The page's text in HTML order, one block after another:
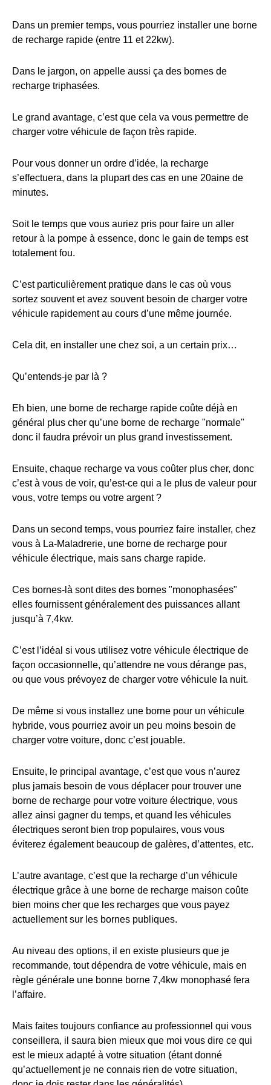
Dans un premier temps, vous pourriez installer une borne
de recharge rapide (entre 11 et 22kw).
Dans le jargon, on appelle aussi ça des bornes de
recharge triphasées.
Le grand avantage, c’est que cela va vous permettre de
charger votre véhicule de façon très rapide.
Pour vous donner un ordre d’idée, la recharge
s’effectuera, dans la plupart des cas en une 20aine de
minutes.
Soit le temps que vous auriez pris pour faire un aller
retour à la pompe à essence, donc le gain de temps est
totalement fou.
C’est particulièrement pratique dans le cas où vous
sortez souvent et avez souvent besoin de charger votre
véhicule rapidement au cours d’une même journée.
Cela dit, en installer une chez soi, a un certain prix…
Qu’entends-je par là ?
Eh bien, une borne de recharge rapide coûte déjà en
général plus cher qu’une borne de recharge "normale"
donc il faudra prévoir un plus grand investissement.
Ensuite, chaque recharge va vous coûter plus cher, donc
c’est à vous de voir, qu’est-ce qui a le plus de valeur pour
vous, votre temps ou votre argent ?
Dans un second temps, vous pourriez faire installer, chez
vous à La-Maladrerie, une borne de recharge pour
véhicule électrique, mais sans charge rapide.
Ces bornes-là sont dites des bornes "monophasées"
elles fournissent généralement des puissances allant
jusqu’à 7,4kw.
C’est l’idéal si vous utilisez votre véhicule électrique de
façon occasionnelle, qu’attendre ne vous dérange pas,
ou que vous prévoyez de charger votre véhicule la nuit.
De même si vous installez une borne pour un véhicule
hybride, vous pourriez avoir un peu moins besoin de
charger votre voiture, donc c’est jouable.
Ensuite, le principal avantage, c’est que vous n’aurez
plus jamais besoin de vous déplacer pour trouver une
borne de recharge pour votre voiture électrique, vous
allez ainsi gagner du temps, et quand les véhicules
électriques seront bien trop populaires, vous vous
éviterez également beaucoup de galères, d’attentes, etc.
L’autre avantage, c’est que la recharge d’un véhicule
électrique grâce à une borne de recharge maison coûte
bien moins cher que les recharges que vous payez
actuellement sur les bornes publiques.
Au niveau des options, il en existe plusieurs que je
recommande, tout dépendra de votre véhicule, mais en
règle générale une bonne borne 7,4kw monophasé fera
l’affaire.
Mais faites toujours confiance au professionnel qui vous
conseillera, il saura bien mieux que moi vous dire ce qui
est le mieux adapté à votre situation (étant donné
qu’actuellement je ne connais rien de votre situation,